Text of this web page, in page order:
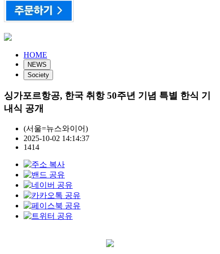
HOME
NEWS
Society
싱가포르항공, 한국 취항 50주년 기념 특별 한식 기
내식 공개
(서울=뉴스와이어)
2025-10-02 14:14:37
1414